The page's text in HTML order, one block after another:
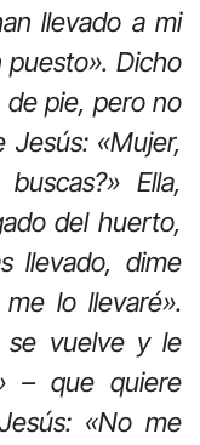
llevado a mi
Dicho
de pie, pero no
Jesús: «Mujer,
Ella,
del huerto,
llevado, dime
lo llevaré».
se vuelve y le
– que quiere
«No me